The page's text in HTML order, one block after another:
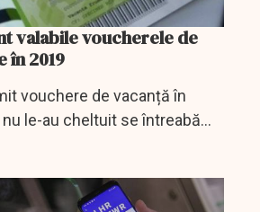
valabile voucherele de
în 2019
vouchere de vacanță în
le-au cheltuit se întreabă
Guvernul a emis o
a...